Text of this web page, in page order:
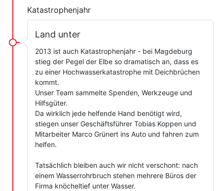
Katastrophenjahr
Land unter
2013 ist auch Katastrophenjahr - bei Magdeburg
stieg der Pegel der Elbe so dramatisch an, dass es
zu einer Hochwasserkatastrophe mit Deichbrüchen
kommt.
Unser Team sammelte Spenden, Werkzeuge und
Hilfsgüter.
Da wirklich jede helfende Hand benötigt wird,
stiegen unser Geschäftsführer Tobias Koppen und
Mitarbeiter Marco Grünert ins Auto und fahren zum
helfen.
Tatsächlich bleiben auch wir nicht verschont: nach
einem Wasserrohrbruch stehen mehrere Büros der
Firma knöcheltief unter Wasser.